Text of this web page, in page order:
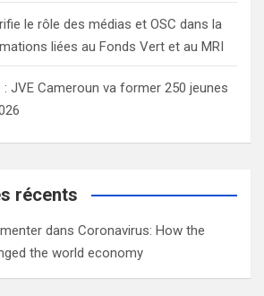
le rôle des médias et OSC dans la
liées au Fonds Vert et au MRI
JVE Cameroun va former 250 jeunes
récents
dans Coronavirus: How the
the world economy